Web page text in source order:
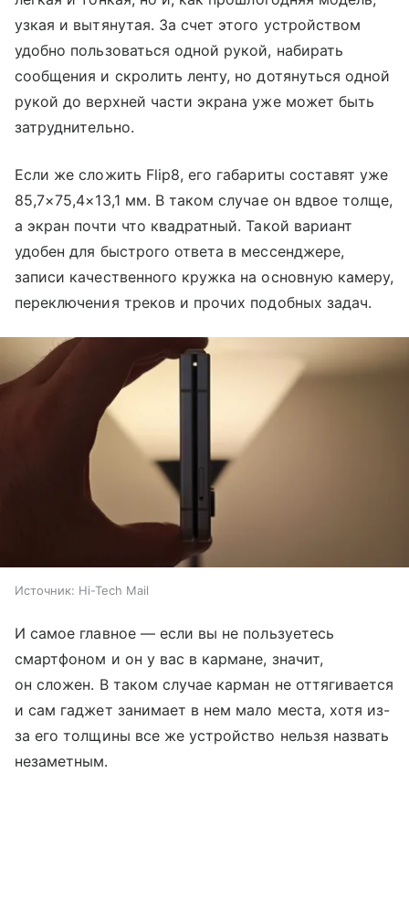
узкая и вытянутая. За счет этого устройством
удобно пользоваться одной рукой, набирать
сообщения и скролить ленту, но дотянуться одной
рукой до верхней части экрана уже может быть
затруднительно.
Если же сложить Flip8, его габариты составят уже
85,7×75,4×13,1 мм. В таком случае он вдвое толще,
а экран почти что квадратный. Такой вариант
удобен для быстрого ответа в мессенджере,
записи качественного кружка на основную камеру,
переключения треков и прочих подобных задач.
Источник: Hi-Tech Mail
И самое главное — если вы не пользуетесь
смартфоном и он у вас в кармане, значит,
он сложен. В таком случае карман не оттягивается
и сам гаджет занимает в нем мало места, хотя из-
за его толщины все же устройство нельзя назвать
незаметным.